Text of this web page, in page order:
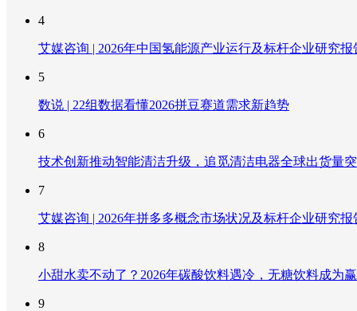
4
艾媒咨询 | 2026年中国氢能源产业运行及标杆企业研究报
5
数说 | 22组数据看懂2026拼豆赛道需求新趋势
6
技术创新推动智能清洁升级，追觅清洁电器全球出货量
7
艾媒咨询 | 2026年拼多多概念市场状况及标杆企业研究报
8
小甜水卖不动了？2026年碳酸饮料遇冷，无糖饮料成为
9